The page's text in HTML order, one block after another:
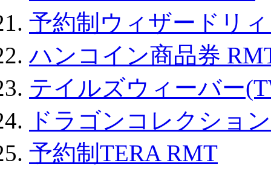
予約制ウィザードリ
ハンコイン商品券
テイルズウィーバー
ドラゴンコレクショ
予約制TERA RMT